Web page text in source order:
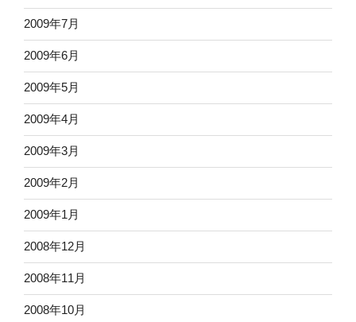
2009年7月
2009年6月
2009年5月
2009年4月
2009年3月
2009年2月
2009年1月
2008年12月
2008年11月
2008年10月